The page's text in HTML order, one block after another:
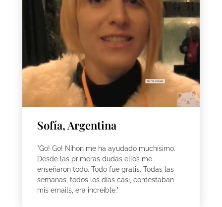
Sofía, Argentina
"Go! Go! Nihon me ha ayudado muchísimo.
Desde las primeras dudas ellos me
enseñaron todo. Todo fue gratis. Todas las
semanas, todos los días casi, contestaban
mis emails, era increíble."